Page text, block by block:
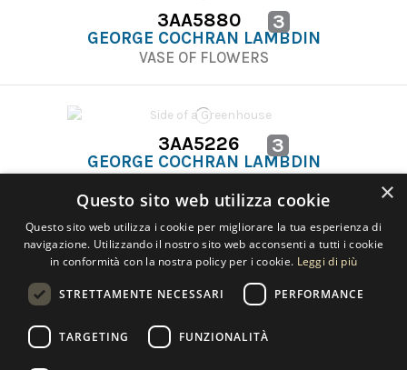
3AA5880 3
GEORGE COCHRAN LAMBDIN
VASE OF FLOWERS
3AA5226 3
GEORGE COCHRAN LAMBDIN
Contact us
×
Questo sito web utilizza cookie
Questo sito web utilizza i cookie per migliorare la tua esperienza di
navigazione. Utilizzando il nostro sito web acconsenti a tutti i cookie
in conformità con la nostra policy per i cookie. Leggi di più
STRETTAMENTE NECESSARI PERFORMANCE
TARGETING FUNZIONALITÀ